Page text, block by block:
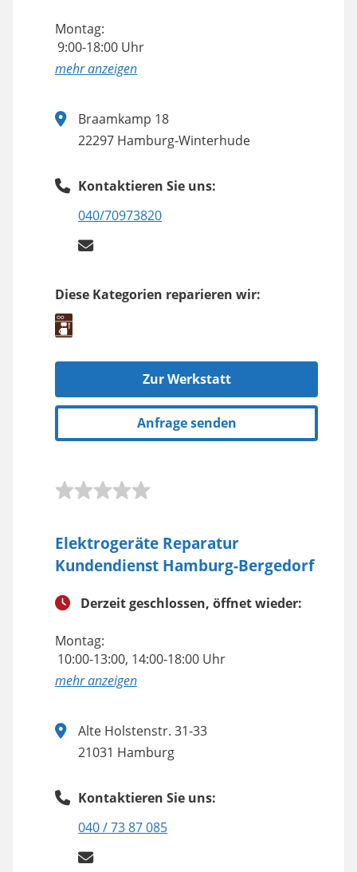
Montag:
9:00-18:00 Uhr
anzeigen
Braamkamp 18
22297 Hamburg-Winterhude
Kontaktieren Sie uns:
040/70973820
Diese Kategorien reparieren wir:
Zur Werkstatt
Anfrage senden
Elektrogeräte Reparatur
Kundendienst Hamburg-Bergedorf
Derzeit geschlossen, öffnet wieder:
Montag:
10:00-13:00, 14:00-18:00 Uhr
anzeigen
Alte Holstenstr. 31-33
21031 Hamburg
Kontaktieren Sie uns:
040 / 73 87 085